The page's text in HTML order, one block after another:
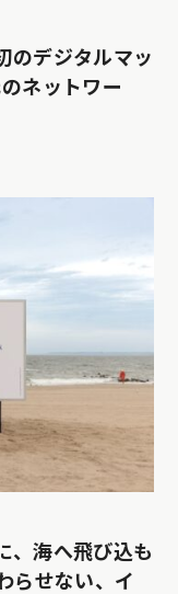
のデジタルマッ
ネットワー
、海へ飛び込も
らせない、イ